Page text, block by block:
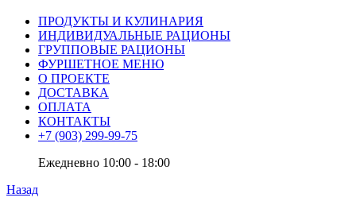
ПРОДУКТЫ И КУЛИНАРИЯ
ИНДИВИДУАЛЬНЫЕ РАЦИОНЫ
ГРУППОВЫЕ РАЦИОНЫ
ФУРШЕТНОЕ МЕНЮ
О ПРОЕКТЕ
ДОСТАВКА
ОПЛАТА
КОНТАКТЫ
+7 (903) 299-99-75
Ежедневно 10:00 - 18:00
Назад